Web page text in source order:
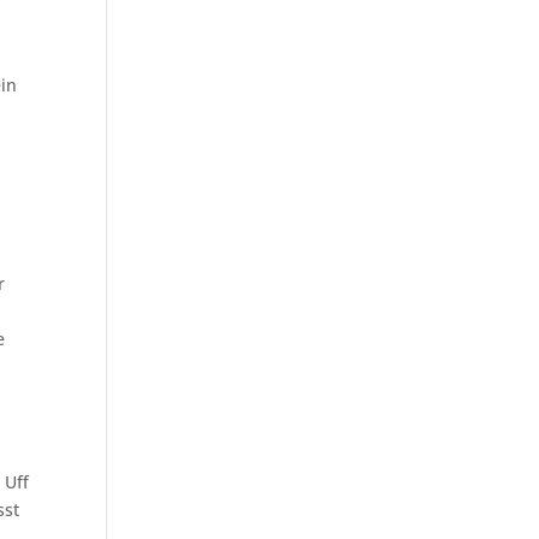
Uff